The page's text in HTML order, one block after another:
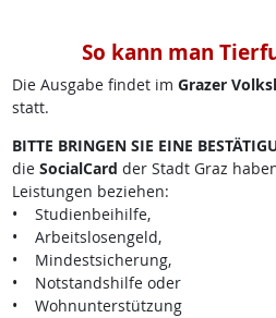
So kann man
Die Ausgabe findet im Grazer
statt.
BITTE BRINGEN SIE EINE
die SocialCard der Stadt Graz
Leistungen beziehen:
• Studienbeihilfe,
• Arbeitslosengeld,
• Mindestsicherung,
• Notstandshilfe oder
• Wohnunterstützung